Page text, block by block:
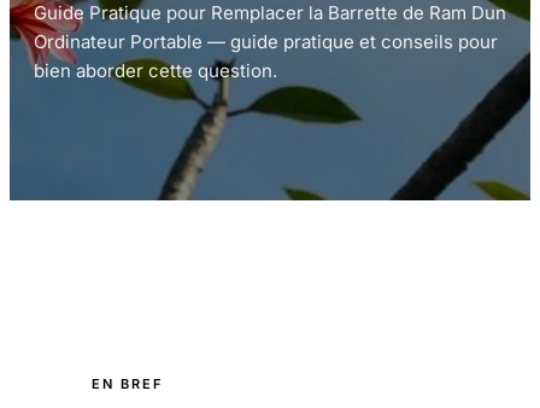
Guide Pratique pour Remplacer la Barrette de Ram Dun
Ordinateur Portable — guide pratique et conseils pour
bien aborder cette question.
EN BREF